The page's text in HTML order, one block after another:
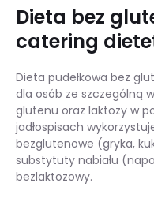
Dieta bez
catering
Dieta pudełkowa bez
dla osób ze szczególną
glutenu oraz laktozy w
jadłospisach
bezglutenowe (gryka,
substytuty nabiału
bezlaktozowy.